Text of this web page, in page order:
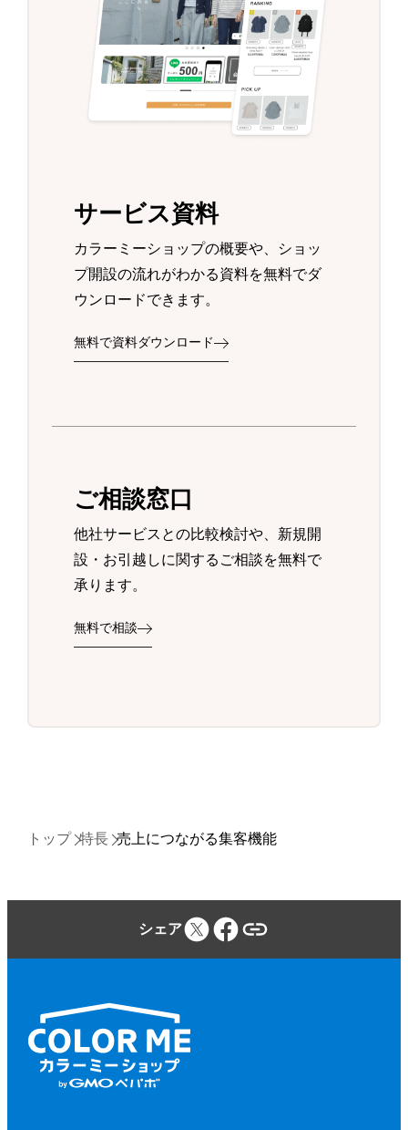
サービス資料
カラーミーショップの概要や、ショッ
プ開設の流れがわかる資料を無料でダ
ウンロードできます。
無料で資料ダウンロード
ご相談窓口
他社サービスとの比較検討や、新規開
設・お引越しに関するご相談を無料で
承ります。
無料で相談
トップ 特長 売上につながる集客機能
シェア